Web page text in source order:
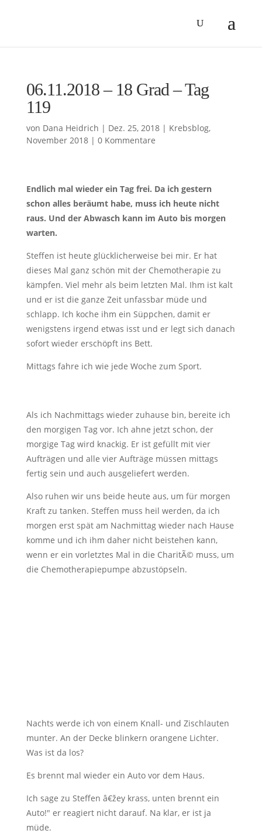
06.11.2018 – 18 Grad – Tag
119
von Dana Heidrich | Dez. 25, 2018| Krebsblog,
November 2018| 0 Kommentare
Endlich mal wieder ein Tag frei. Da ich gestern
schon alles beräumt habe, muss ich heute nicht
raus. Und der Abwasch kann im Auto bis morgen
warten.
Steffen ist heute glücklicherweise bei mir. Er hat
dieses Mal ganz schön mit der Chemotherapie zu
kämpfen. Viel mehr als beim letzten Mal. Ihm ist kalt
und er ist die ganze Zeit unfassbar müde und
schlapp. Ich koche ihm ein Süppchen, damit er
wenigstens irgend etwas isst und er legt sich danach
sofort wieder erschöpft ins Bett.
Mittags fahre ich wie jede Woche zum Sport.
Als ich Nachmittags wieder zuhause bin, bereite ich
den morgigen Tag vor. Ich ahne jetzt schon, der
morgige Tag wird knackig. Er ist gefüllt mit vier
Aufträgen und alle vier Aufträge müssen mittags
fertig sein und auch ausgeliefert werden.
Also ruhen wir uns beide heute aus, um für morgen
Kraft zu tanken. Steffen muss heil werden, da ich
morgen erst spät am Nachmittag wieder nach Hause
komme und ich ihm daher nicht beistehen kann,
wenn er ein vorletztes Mal in die CharitÃ© muss, um
die Chemotherapiepumpe abzustöpseln.
Nachts werde ich von einem Knall- und Zischlauten
munter. An der Decke blinkern orangene Lichter.
Was ist da los?
Es brennt mal wieder ein Auto vor dem Haus.
Ich sage zu Steffen â€žey krass, unten brennt ein
Auto!" er reagiert nicht darauf. Na klar, er ist ja
müde.